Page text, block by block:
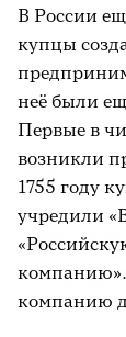
В России
купцы
неё были
Первые в
возникли
1755 году
учредили
компанию